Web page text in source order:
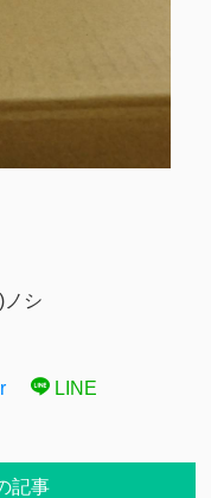
ノシ
LINE
記事